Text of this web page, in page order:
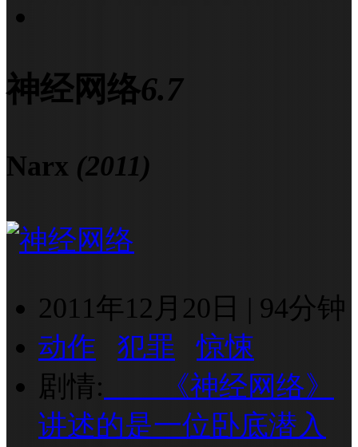
神经网络6.7
Narx (2011)
2011年12月20日 | 94分钟
动作
犯罪
惊悚
剧情: 《神经网络》
讲述的是一位卧底潜入